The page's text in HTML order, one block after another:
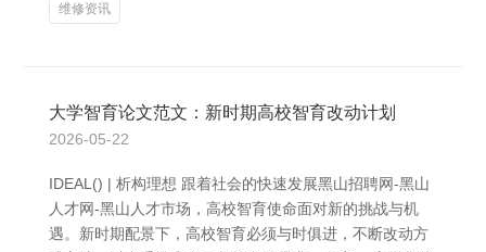
维修资讯
大学智育论文范文：新时期高校智育改动计划
2026-05-22
IDEAL() | 析构理想 跟着社会的快速发展黑山招聘网-黑山
人才网-黑山人才市场，高校智育使命面对新的挑战与机
遇。新时期配景下，高校智育必须与时俱进，不断改动方